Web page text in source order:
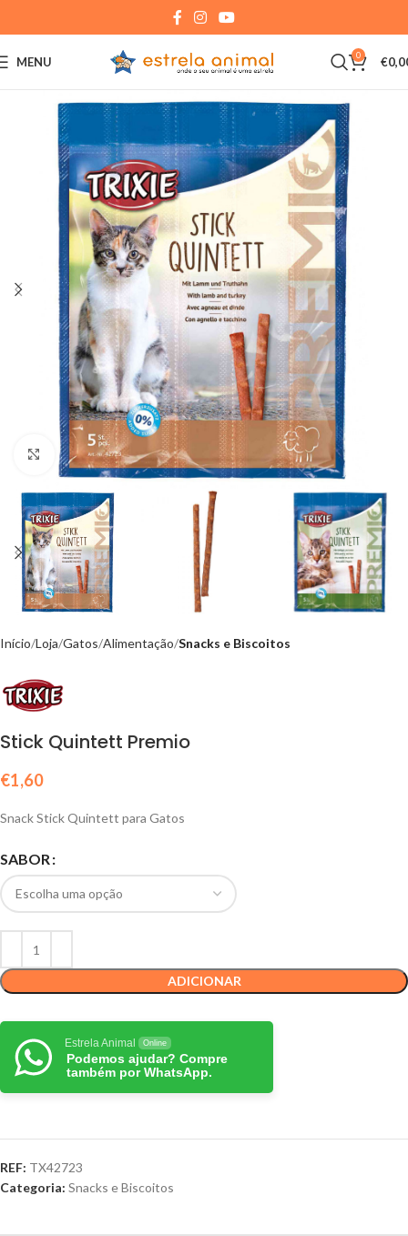
MENU 0 €
Click to enlarge
Início Loja Gatos Alimentação Snacks e Biscoitos
Stick Quintett Premio
€1,60
Snack Stick Quintett para Gatos
SABOR
ADICIONAR
Estrela Animal Online
Podemos ajudar? Compre
também por WhatsApp.
REF: TX42723
Categoria: Snacks e Biscoitos